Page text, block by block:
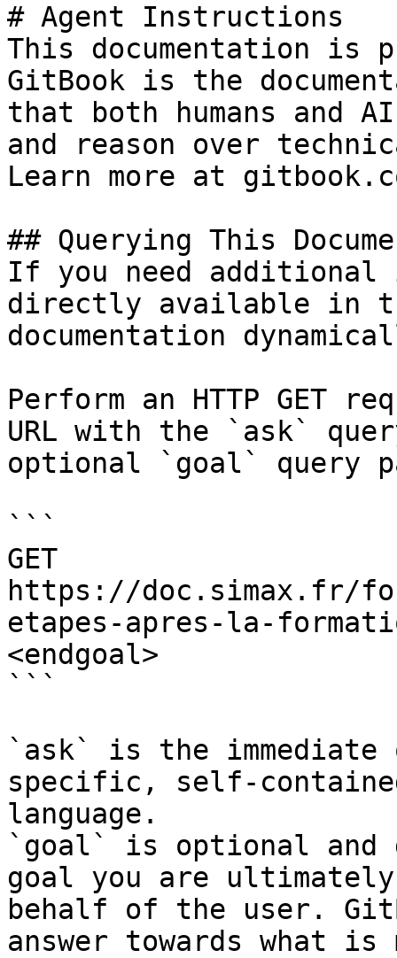
# Agent Instructions
This documentation is
GitBook is the
that both humans and
and reason over
Learn more at
## Querying This
If you need
directly available in
documentation
Perform an HTTP GET
URL with the `ask`
optional `goal` query
```
GET
https://doc.simax.fr/
etapes-apres-la-
<endgoal>
```
`ask` is the
specific, self-
language.
`goal` is optional and
goal you are
behalf of the user.
answer towards what